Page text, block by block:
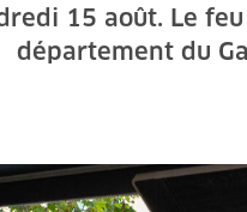
15 août. Le
département du